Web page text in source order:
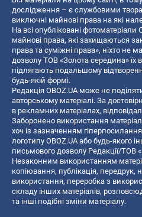
дослідження – є службовими
виключні майнові права на які
На всі опубліковані
майнові права, які захищаються
права та суміжні права», ніхто не
дозволу ТОВ «Золота середина» їх
підлягають подальшому
будь-якій формі.
Редакція OBOZ.UA може не
авторському матеріалі. За
в рекламних матеріалах,
Заборонено використання
хоч із зазначенням
логотипу OBOZ.UA або будь-якого
письмового дозволу Редакції/ТОВ
Незаконним використанням
копiювання, публiкацiя, передрук,
використання, переробка з
складу інших матеріалів,
та інші подібні зміни матеріалу.